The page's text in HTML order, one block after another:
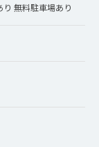
無料駐車場あり